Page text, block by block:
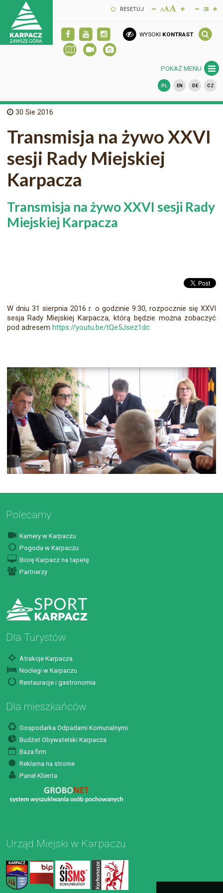
RESETUJ
WYSOKI KONTRAST
POKAŻ MENU
PL EN DE CZ
30 Sie 2016
Transmisja na żywo XXVI
sesji Rady Miejskiej
Karpacza
Transmisja na żywo XXVI sesji Rady
Miejskiej Karpacza
W dniu 31 sierpnia 2016 r. o godzinie 9:30, rozpocznie się XXVI
sesja Rady Miejskiej Karpacza, którą będzie można zobaczyć
pod adresem https://youtu.be/tQe5Jsez1dc
Polecamy
Kamery w Karpaczu
Pogoda w Karpaczu
Biorę Karpacz na tapetę
Partnerzy
Dla Turystów
Atrakcje Karpacza
Noclegi w Karpaczu
Restauracje i gastronomia
Dla mieszkańców
Gospodarka Odpadami Komunalnymi
Budżet Obywatelski Karpacza
Baza firm
Reklama na stronie
Panel Klienta
Urząd Miejski w Karpaczu